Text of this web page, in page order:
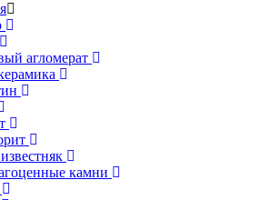
агломерат
камни